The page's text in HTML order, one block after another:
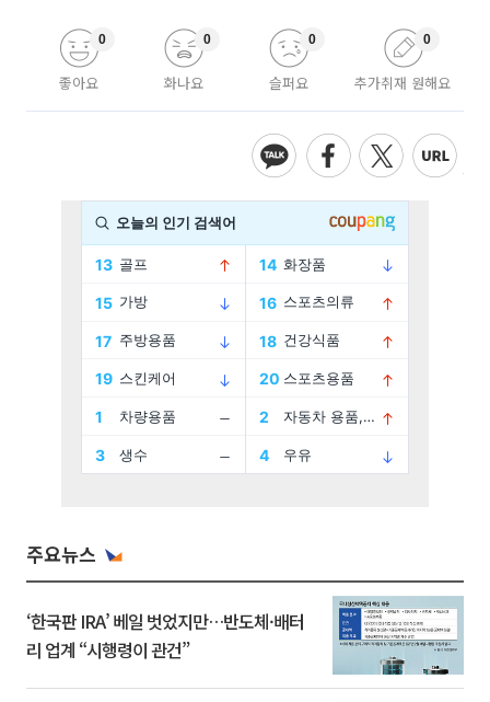
좋아요
0
화나요
0
슬퍼요
0
추가취재 원해요
0
주요뉴스
‘한국판 IRA’ 베일 벗었지만…반도체·배터
리 업계 “시행령이 관건”